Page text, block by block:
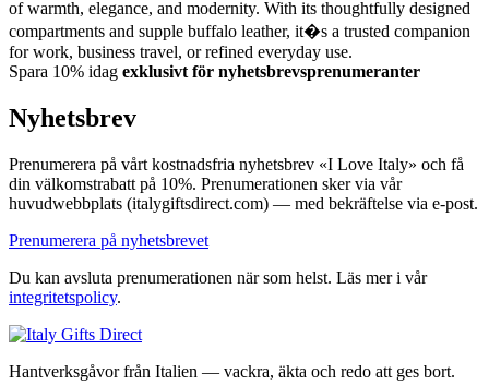
of warmth, elegance, and modernity. With its thoughtfully designed
compartments and supple buffalo leather, it�s a trusted companion
for work, business travel, or refined everyday use.
Spara 10% idag exklusivt för nyhetsbrevsprenumeranter
Nyhetsbrev
Prenumerera på vårt kostnadsfria nyhetsbrev «I Love Italy» och få
din välkomstrabatt på 10%. Prenumerationen sker via vår
huvudwebbplats (italygiftsdirect.com) — med bekräftelse via e-post.
Prenumerera på nyhetsbrevet
Du kan avsluta prenumerationen när som helst. Läs mer i vår
integritetspolicy.
Hantverksgåvor från Italien — vackra, äkta och redo att ges bort.